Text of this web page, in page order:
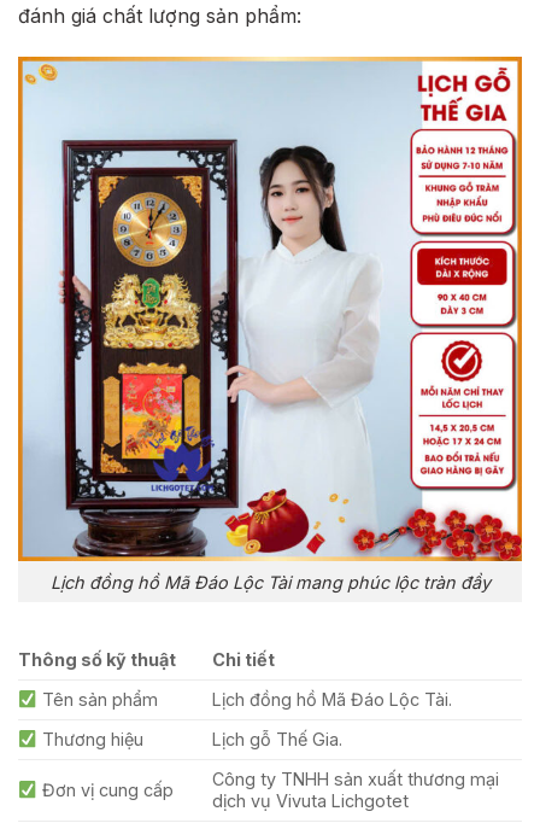
đánh giá chất lượng sản phẩm:
Lịch đồng hồ Mã Đáo Lộc Tài mang phúc lộc tràn đầy
Thông số kỹ thuật
Chi tiết
Tên sản phẩm
Lịch đồng hồ Mã Đáo Lộc Tài.
Thương hiệu
Lịch gỗ Thế Gia.
Đơn vị cung cấp
Công ty TNHH sản xuất thương mại
dịch vụ Vivuta Lichgotet